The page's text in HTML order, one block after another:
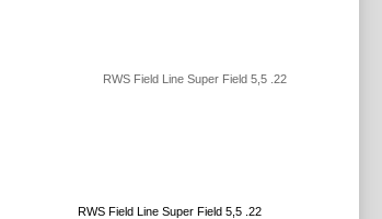
RWS Field Line Super Field 5,5 .22